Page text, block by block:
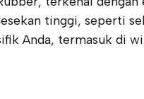
tinggi, seperti
Anda, termasuk di